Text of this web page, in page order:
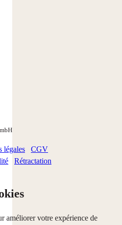
légales
CGV
Rétractation
améliorer votre expérience de